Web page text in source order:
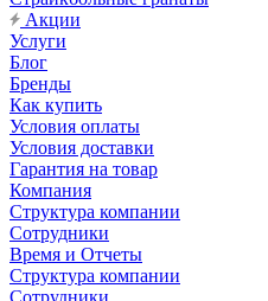
Акции
Услуги
Блог
Бренды
Как купить
Условия оплаты
Условия доставки
Гарантия на товар
Компания
Структура компании
Сотрудники
Время и Отчеты
Структура компании
Сотрудники